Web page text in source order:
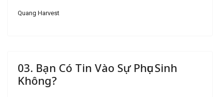
Quang Harvest
03. Bạn Có Tin Vào Sự Phục Sinh
Không?